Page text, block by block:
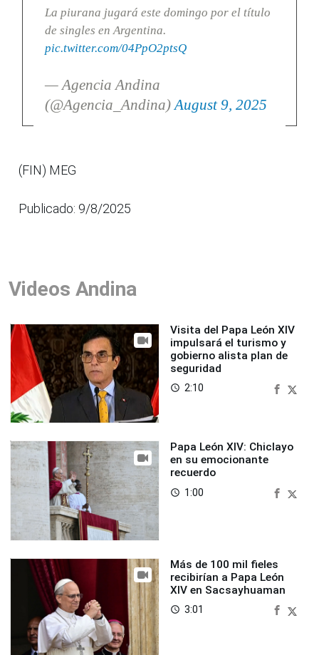
La piurana jugará este domingo por el título
de singles en Argentina.
pic.twitter.com/04PpO2ptsQ
— Agencia Andina
(@Agencia_Andina)August 9, 2025
(FIN) MEG
Publicado: 9/8/2025
Videos Andina
Visita del Papa León XIV
impulsará el turismo y
gobierno alista plan de
seguridad
access_time 2:10
Papa León XIV: Chiclayo
en su emocionante
recuerdo
access_time 1:00
Más de 100 mil fieles
recibirían a Papa León
XIV en Sacsayhuaman
access_time 3:01